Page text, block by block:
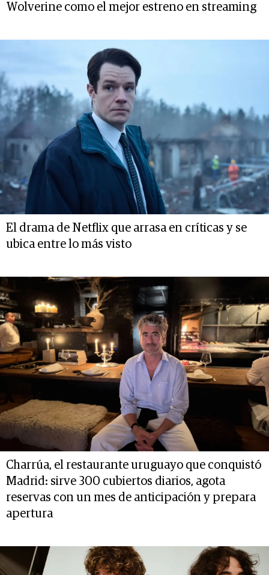
Wolverine como el mejor estreno en streaming
El drama de Netflix que arrasa en críticas y se
ubica entre lo más visto
Charrúa, el restaurante uruguayo que conquistó
Madrid: sirve 300 cubiertos diarios, agota
reservas con un mes de anticipación y prepara
apertura